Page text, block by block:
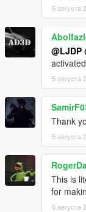
5 августа
@LJDP
5 августа
Thank
5 августа
This is
for
5 августа